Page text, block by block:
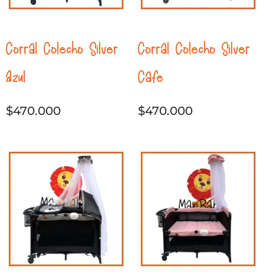
Corral Colecho Silver
Azul
$470.000
Corral Colecho Silver
Cafe
$470.000